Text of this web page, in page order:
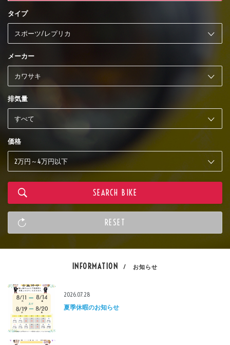
タイプ
メーカー
排気量
価格
INFORMATION / お知らせ
2026.07.28
夏季休暇のお知らせ